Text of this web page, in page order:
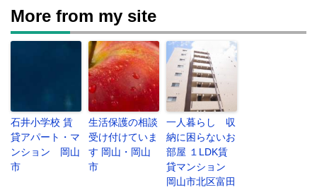
More from my site
石井小学校 賃
貸アパート・マ
ンション 岡山
市
生活保護の相談
受け付けていま
す 岡山・岡山
市
一人暮らし 収
納に困らないお
部屋 １LDK賃
貸マンション
岡山市北区富田